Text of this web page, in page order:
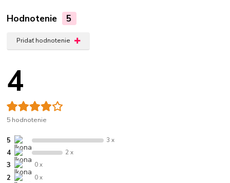
Hodnotenie 5
Pridať hodnotenie
4
5 hodnotenie
5 3 x
4 2 x
3 0 x
2 0 x